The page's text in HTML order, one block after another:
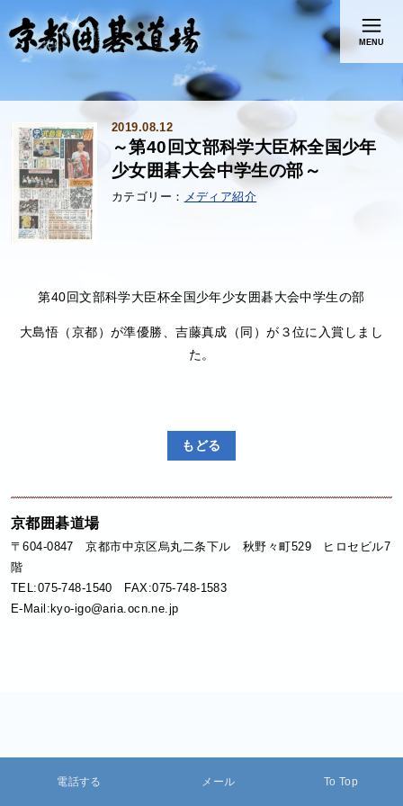
MENU
2019.08.12
～第40回文部科学大臣杯全国少年
少女囲碁大会中学生の部～
メディア紹介
第40回文部科学大臣杯全国少年少女囲碁大会中学生の部
大島悟（京都）が準優勝、吉藤真成（同）が３位に入賞しまし
た。
もどる
京都囲碁道場
〒604-0847 京都市中京区烏丸二条下ル 秋野々町529 ヒロセビル7
階
TEL:075-748-1540 FAX:075-748-1583
E-Mail:kyo-igo@aria.ocn.ne.jp
電話する メール To Top